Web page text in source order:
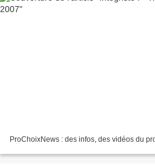
ProChoixNews : des infos, des vidéos du